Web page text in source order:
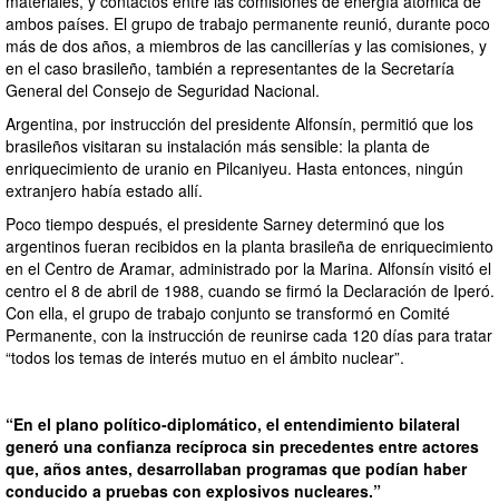
ambos países. El grupo de trabajo permanente reunió, durante poco
más de dos años, a miembros de las cancillerías y las comisiones, y
en el caso brasileño, también a representantes de la Secretaría
General del Consejo de Seguridad Nacional.
Argentina, por instrucción del presidente Alfonsín, permitió que los
brasileños visitaran su instalación más sensible: la planta de
enriquecimiento de uranio en Pilcaniyeu. Hasta entonces, ningún
extranjero había estado allí.
Poco tiempo después, el presidente Sarney determinó que los
argentinos fueran recibidos en la planta brasileña de enriquecimiento
en el Centro de Aramar, administrado por la Marina. Alfonsín visitó el
centro el 8 de abril de 1988, cuando se firmó la Declaración de Iperó.
Con ella, el grupo de trabajo conjunto se transformó en Comité
Permanente, con la instrucción de reunirse cada 120 días para tratar
“todos los temas de interés mutuo en el ámbito nuclear”.
“En el plano político-diplomático, el entendimiento bilateral
generó una confianza recíproca sin precedentes entre actores
que, años antes, desarrollaban programas que podían haber
conducido a pruebas con explosivos nucleares.”